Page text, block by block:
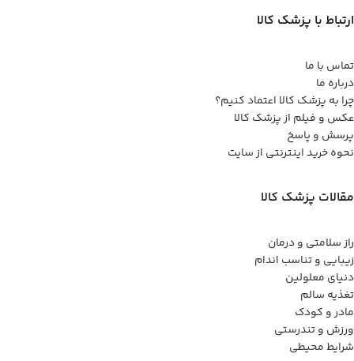
ارتباط با پزشک کالا
تماس با ما
درباره ما
چرا به پزشک کالا اعتماد کنیم؟
عکس و فیلم از پزشک کالا
پرسش و پاسخ
نحوه خرید اینترنتی از سایت
مقالات پزشک کالا
راز سلامتی و درمان
زیبایی و تناسب اندام
دنیای معلولین
تغذیه سالم
مادر و کودک
ورزش و تندرستی
شرایط محیطی